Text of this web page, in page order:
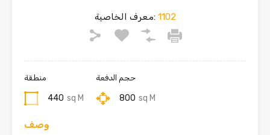
معرف الخاصية:1102
منطقة
440 sq M
حجم الدفعة
800 sq M
وصف